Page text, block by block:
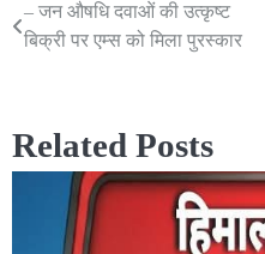
Post
navigation
– जन औषधि दवाओं की उत्कृष्ट
बिक्री पर एम्स को मिला पुरस्कार
Related Posts